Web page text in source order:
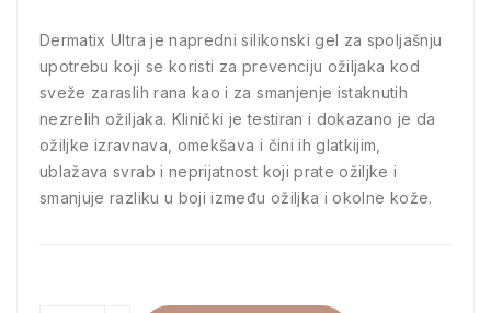
Dermatix Ultra je napredni silikonski gel za spoljašnju
upotrebu koji se koristi za prevenciju ožiljaka kod
sveže zaraslih rana kao i za smanjenje istaknutih
nezrelih ožiljaka. Klinički je testiran i dokazano je da
ožiljke izravnava, omekšava i čini ih glatkijim,
ublažava svrab i neprijatnost koji prate ožiljke i
smanjuje razliku u boji između ožiljka i okolne kože.